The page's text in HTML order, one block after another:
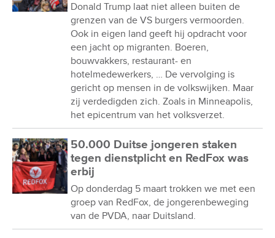
Donald Trump laat niet alleen buiten de
grenzen van de VS burgers vermoorden.
Ook in eigen land geeft hij opdracht voor
een jacht op migranten. Boeren,
bouwvakkers, restaurant- en
hotelmedewerkers, … De vervolging is
gericht op mensen in de volkswijken. Maar
zij verdedigden zich. Zoals in Minneapolis,
het epicentrum van het volksverzet.
50.000 Duitse jongeren staken
tegen dienstplicht en RedFox was
erbij
Op donderdag 5 maart trokken we met een
groep van RedFox, de jongerenbeweging
van de PVDA, naar Duitsland.